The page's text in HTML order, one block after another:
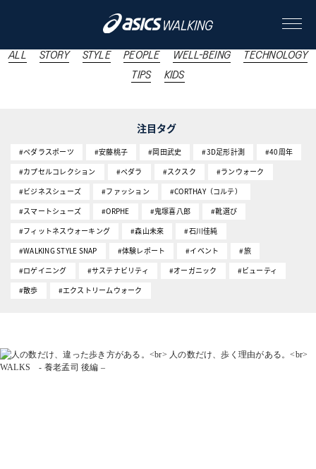
ALL
STORY
STYLE
PEOPLE
TECHNOLOGY
#養老孟司
ALL STORY STYLE PEOPLE WELL-BEING
TECHNOLOGY
TIPS
KIDS
注目タグ
#ペダラスポーツ #安藤桃子 #岡田武史 #3D足形計測
#40周年
#カプセルコレクション
#ペダラ #スクスク
#ランウォーク
#ビジネスシューズ
#ファッション
#CORTHAY（コルテ）
#スマートシューズ
#ORPHE #鬼塚喜八郎
#靴選び
#フィットネスウォーキング
#森山未來
#石川佳純
#WALKING STYLE SNAP
#体験レポート #イベント
#旅
#ロゲイニング
#サステナビリティ #オーガニック
#ビューティ
#散歩
#エクストリームウォーク